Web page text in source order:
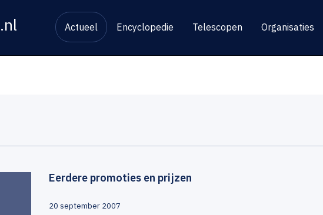
.nl Actueel Encyclopedie Telescopen Organisaties
Eerdere promoties en prijzen
20 september 2007